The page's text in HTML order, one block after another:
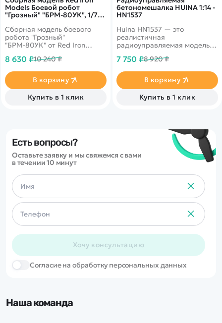
Models Боевой робот
"Грозный" "БРМ-80УК", 1/72,
Сборная модель боевого
робота "Грозный"
"БРМ-80УК" от Red Iron
8 630 ₽10 240 ₽
В корзину
Купить в 1 клик
бетономешалка HUINA 1:14 -
HN1537
Huina HN1537 — это
реалистичная
радиоуправляемая модель
1:14. Модель является
использованию (RTR) и
воспроизводит ключевую
функцию настоящей
техники — вращение
игровых строительных
сценариев и коллекционной
моделью для энтузиастов.
7 750 ₽8 920 ₽
В корзину
Купить в 1 клик
Есть вопросы?
Оставьте заявку и мы свяжемся с вами
в течении 10 минут
Хочу консультацию
Cогласие на обработку персональных данных
Наша команда